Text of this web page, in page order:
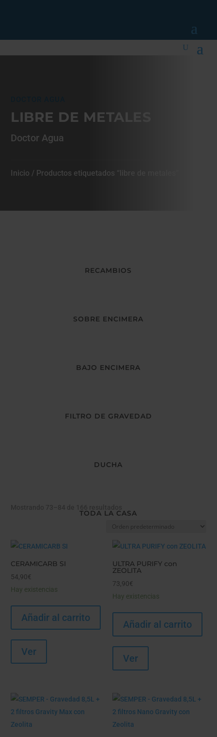
LIBRE DE METALES
Doctor Agua
Inicio / Productos etiquetados “libre de metales”
RECAMBIOS
SOBRE ENCIMERA
BAJO ENCIMERA
FILTRO DE GRAVEDAD
DUCHA
TODA LA CASA
CERAMICARB SI
54,90€
Hay existencias
Añadir al carrito
Ver
ULTRA PURIFY con
ZEOLITA
73,90€
Hay existencias
Añadir al carrito
Ver